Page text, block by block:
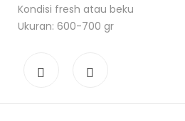
Kondisi fresh atau beku
Ukuran: 600-700 gr